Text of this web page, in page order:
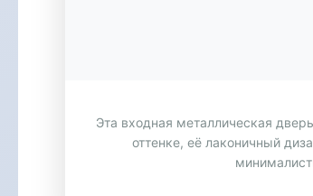
Эта входная металлическая
оттенке, её лаконичный